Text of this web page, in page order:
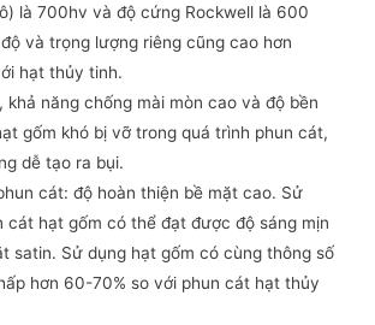
là 700hv và độ cứng Rockwell là 600
và trọng lượng riêng cũng cao hơn
hạt thủy tinh.
khả năng chống mài mòn cao và độ bền
gốm khó bị vỡ trong quá trình phun cát,
dễ tạo ra bụi.
cát: độ hoàn thiện bề mặt cao. Sử
cát hạt gốm có thể đạt được độ sáng mịn
satin. Sử dụng hạt gốm có cùng thông số
hơn 60-70% so với phun cát hạt thủy